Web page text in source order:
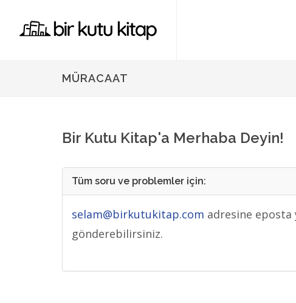
MÜRACAAT
Bir Kutu Kitap'a Merhaba Deyin!
Tüm soru ve problemler için:
selam@birkutukitap.com adresine eposta
gönderebilirsiniz.